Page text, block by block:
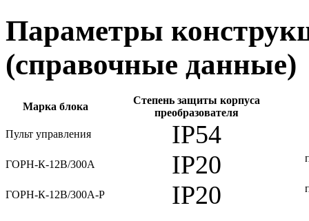
Параметры
(справочные данные)
Марка блока
Степень защиты корпуса
преобразователя
Пульт управления
IP54
ГОРН-К-12В/300А IP20
ГОРН-К-12В/300А-Р IP20